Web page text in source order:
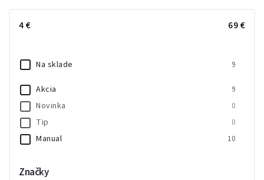
4€ 69€
Na sklade 9
Akcia 9
Novinka 0
Tip 0
Manual 10
Značky